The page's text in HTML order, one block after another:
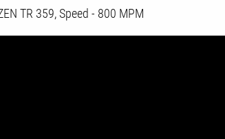
TR 359, Speed - 800 MPM